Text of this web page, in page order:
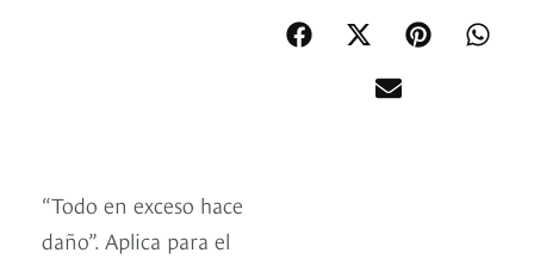
“Todo en exceso hace
daño”. Aplica para el